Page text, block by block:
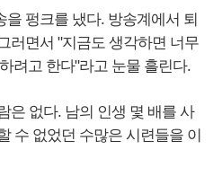
펑크를 냈다. 방송계에서 퇴
러면서 "지금도 생각하면 너무
려고 한다"라고 눈물 흘린다.
은 없다. 남의 인생 몇 배를 사
수 없었던 수많은 시련들을 이